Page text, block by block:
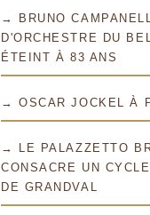
→ BRUNO
D'ORCHESTRE DU
ÉTEINT À 83 ANS
→ OSCAR JOCKEL À
→ LE PALAZZETTO
CONSACRE UN
DE GRANDVAL